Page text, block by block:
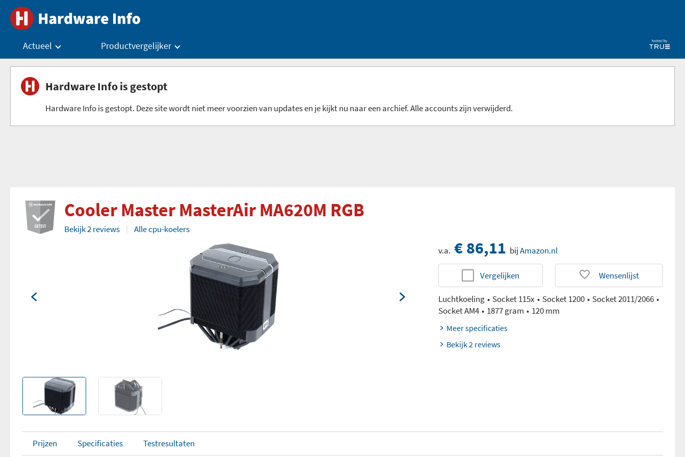
Actueel Productvergelijker
Hardware Info is gestopt
Hardware Info is gestopt. Deze site wordt niet meer voorzien van updates en je kijkt nu naar een archief. Alle accounts zijn verwijderd.
Cooler Master MasterAir MA620M RGB
Bekijk 2 reviews
Alle cpu-koelers
v.a. € 86,11 bijAmazon.nl
Vergelijken Wensenlijst
Luchtkoeling Socket 115x Socket 1200
Socket 2011/2066
Socket AM4
1877 gram 120 mm
Meer specificaties
Bekijk 2 reviews
Prijzen Specificaties Testresultaten